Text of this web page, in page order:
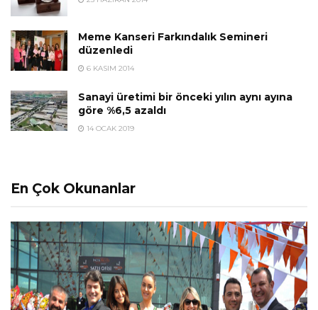
Meme Kanseri Farkındalık Semineri
düzenledi
6 KASIM 2014
Sanayi üretimi bir önceki yılın aynı ayına
göre %6,5 azaldı
14 OCAK 2019
En Çok Okunanlar